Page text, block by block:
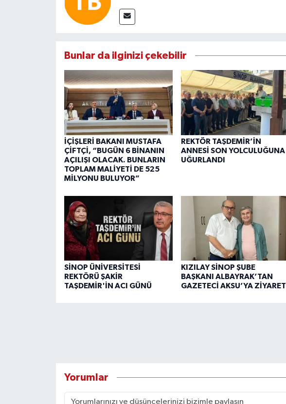
Bunlar da ilginizi çekebilir
İÇİŞLERİ BAKANI MUSTAFA
ÇİFTÇİ, “BUGÜN 6 BİNANIN
AÇILIŞI OLACAK. BUNLARIN
TOPLAM MALİYETİ DE 525
MİLYONU BULUYOR”
REKTÖR TAŞDEMİR’İN
ANNESİ SON YOLCULUĞUNA
UĞURLANDI
SİNOP ÜNİVERSİTESİ
REKTÖRÜ ŞAKİR
TAŞDEMİR'İN ACI GÜNÜ
KIZILAY SİNOP ŞUBE
BAŞKANI ALBAYRAK’TAN
GAZETECİ AKSU’YA ZİYARET
Yorumlar